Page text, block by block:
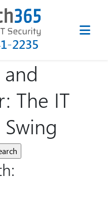
2235
The IT